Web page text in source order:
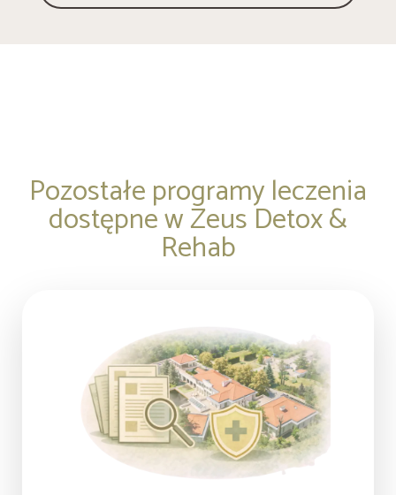
Pozostałe programy leczenia
dostępne w Zeus Detox &
Rehab